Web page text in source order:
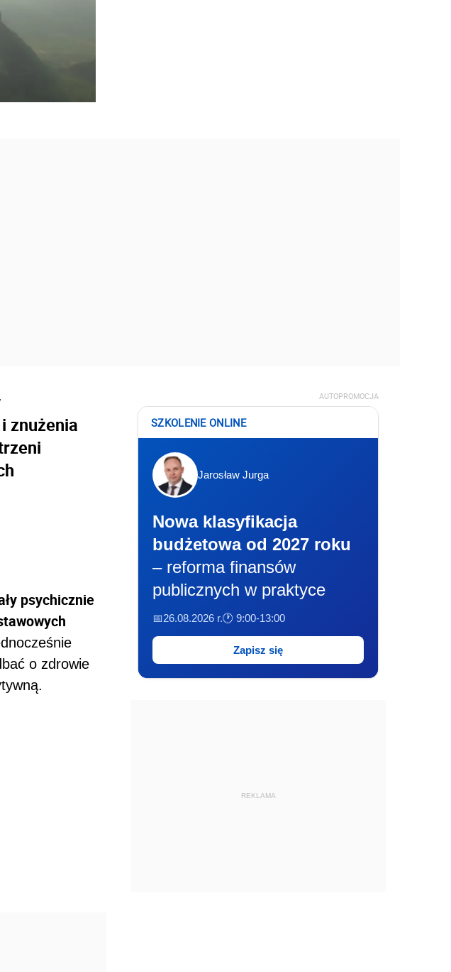
znużenia
psychicznie
o zdrowie
AUTOPROMOCJA
SZKOLENIE ONLINE
Jarosław Jurga
Nowa klasyfikacja
budżetowa od 2027 roku
– reforma finansów
publicznych w praktyce
📅26.08.2026 r.🕐 9:00-13:00
Zapisz się
REKLAMA